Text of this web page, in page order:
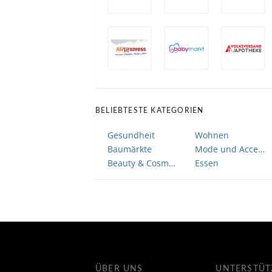
BELIEBTESTE KATEGORIEN
Gesundheit
Wohnen
Baumärkte
Mode und Accessoires
Beauty & Cosmetic
Essen
ÜBER UNS